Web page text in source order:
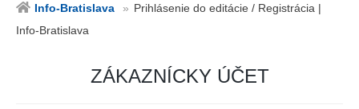
Info-Bratislava
Prihlásenie do editácie / Registrácia |
Info-Bratislava
ZÁKAZNÍCKY ÚČET